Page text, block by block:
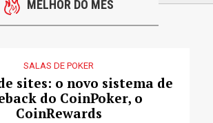
MELHOR DO MÊS
SALAS DE POKER
sites: o novo sistema de
do CoinPoker, o
CoinRewards